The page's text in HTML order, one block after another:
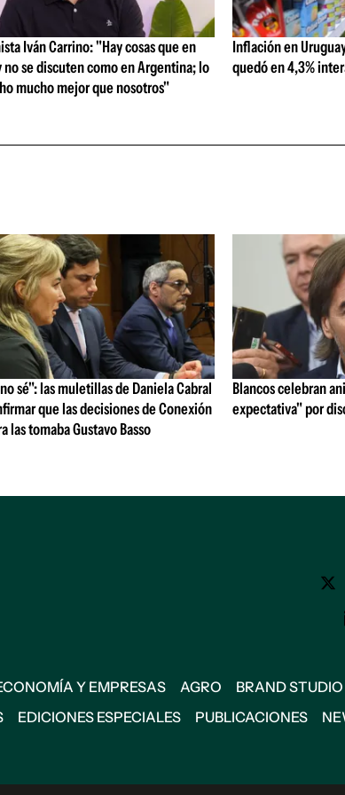
Iván Carrino: "Hay cosas que en
no se discuten como en Argentina; lo
mucho mejor que nosotros"
Inflación en
quedó en 4,3%
sé": las muletillas de Daniela Cabral
que las decisiones de Conexión
las tomaba Gustavo Basso
Blancos celebran
expectativa" por
Y EMPRESAS AGRO BRAND STUDIO
EDICIONES ESPECIALES PUBLICACIONES